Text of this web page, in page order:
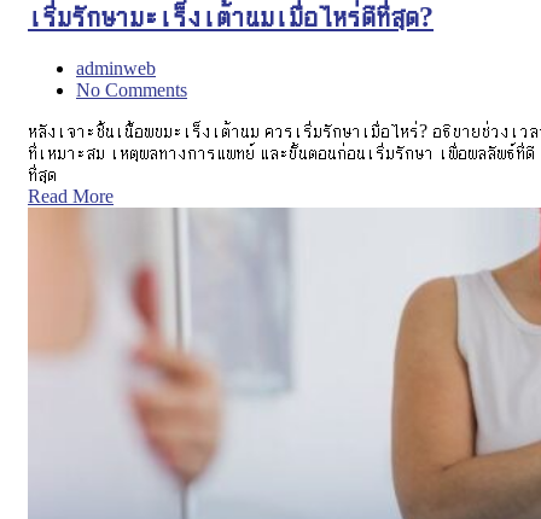
เริ่มรักษามะเร็งเต้านมเมื่อไหร่ดีที่สุด?
adminweb
No Comments
หลังเจาะชิ้นเนื้อพบมะเร็งเต้านม ควรเริ่มรักษาเมื่อไหร่? อธิบายช่วงเว
ที่เหมาะสม เหตุผลทางการแพทย์ และขั้นตอนก่อนเริ่มรักษา เพื่อผลลัพธ์ที่ดี
ที่สุด
Read More